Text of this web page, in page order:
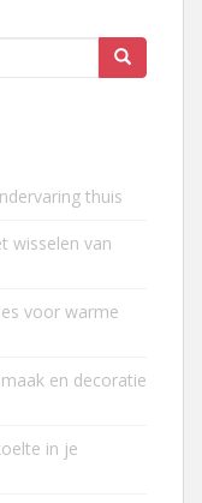
thuis
wisselen van
voor warme
en decoratie
in je